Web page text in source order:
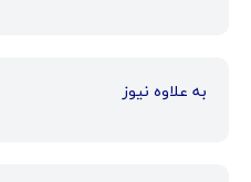
به علاوه نیوز